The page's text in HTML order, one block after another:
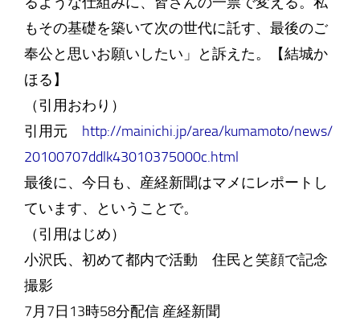
もその基礎を築いて次の世代に託す、最後のご
奉公と思いお願いしたい」と訴えた。【結城か
ほる】
（引用おわり）
引用元 http://mainichi.jp/area/kumamoto/news/
20100707ddlk43010375000c.html
最後に、今日も、産経新聞はマメにレポートし
ています、ということで。
（引用はじめ）
小沢氏、初めて都内で活動 住民と笑顔で記念
撮影
7月7日13時58分配信 産経新聞